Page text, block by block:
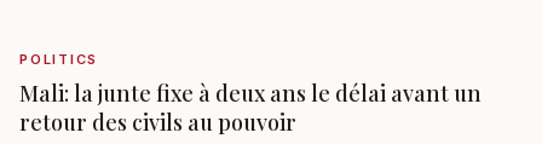
POLITICS
Mali: la junte fixe à deux ans le délai avant un
retour des civils au pouvoir